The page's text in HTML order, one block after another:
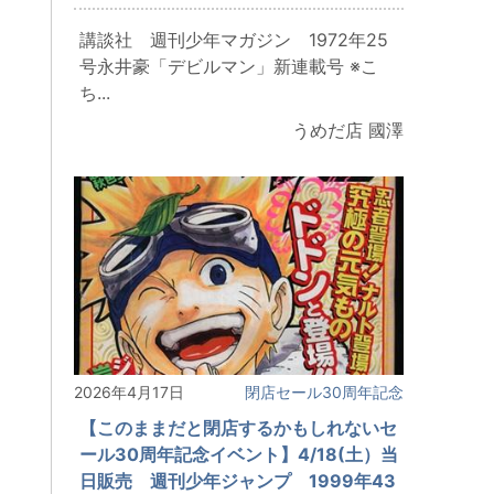
講談社 週刊少年マガジン 1972年25
号永井豪「デビルマン」新連載号 ※こ
ち...
うめだ店 國澤
2026年4月17日 閉店セール30周年記念
【このままだと閉店するかもしれないセ
ール30周年記念イベント】4/18(土）当
日販売 週刊少年ジャンプ 1999年43